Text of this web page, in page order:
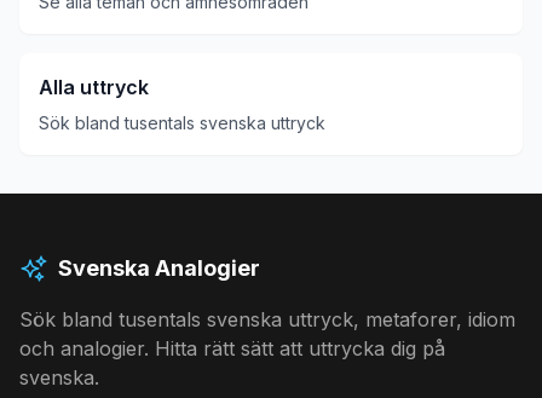
Alla uttryck
Sök bland tusentals svenska uttryck
Svenska Analogier
Sök bland tusentals svenska uttryck, metaforer, idiom
och analogier. Hitta rätt sätt att uttrycka dig på
svenska.